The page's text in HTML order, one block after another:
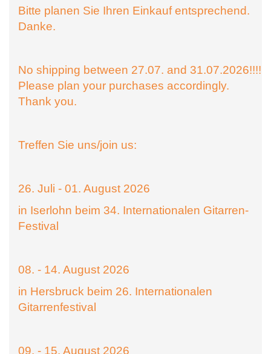
Bitte planen Sie Ihren Einkauf entsprechend.
Danke.
No shipping between 27.07. and 31.07.2026!!!!
Please plan your purchases accordingly.
Thank you.
Treffen Sie uns/join us:
26. Juli - 01. August 2026
in Iserlohn beim 34. Internationalen Gitarren-
Festival
08. - 14. August 2026
in Hersbruck beim 26. Internationalen
Gitarrenfestival
09. - 15. August 2026